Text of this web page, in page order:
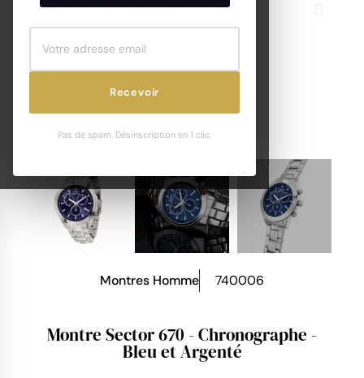
Recevoir
Pas de spam. Désinscription en 1 clic.
Montres Homme 740006
Montre Sector 670 - Chronographe -
Bleu et Argenté